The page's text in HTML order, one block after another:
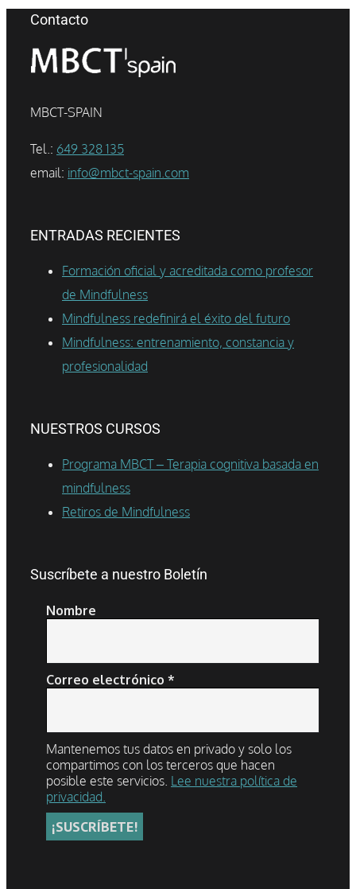
Contacto
MBCT-SPAIN
Tel.: 649 328 135
email: info@mbct-spain.com
ENTRADAS RECIENTES
Formación oficial y acreditada como profesor
de Mindfulness
Mindfulness redefinirá el éxito del futuro
Mindfulness: entrenamiento, constancia y
profesionalidad
NUESTROS CURSOS
Programa MBCT – Terapia cognitiva basada en
mindfulness
Retiros de Mindfulness
Suscríbete a nuestro Boletín
Nombre
Correo electrónico *
Mantenemos tus datos en privado y solo los
compartimos con los terceros que hacen
posible este servicios. Lee nuestra política de
privacidad.